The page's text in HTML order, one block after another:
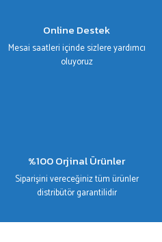
Online Destek
Mesai saatleri içinde sizlere yardımcı
oluyoruz
%100 Orjinal Ürünler
Siparişini vereceğiniz tüm ürünler
distribütör garantilidir